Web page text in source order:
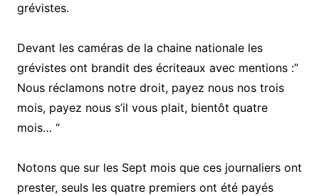
grévistes.
Devant les caméras de la chaine nationale les
grévistes ont brandit des écriteaux avec mentions :”
Nous réclamons notre droit, payez nous nos trois
mois, payez nous s’il vous plait, bientôt quatre
mois… “
Notons que sur les Sept mois que ces journaliers ont
prester, seuls les quatre premiers ont été payés